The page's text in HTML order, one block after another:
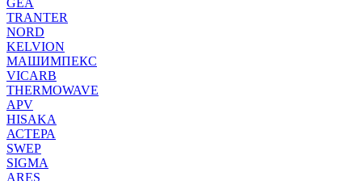
GEA
TRANTER
NORD
KELVION
МАШИМПЕКС
VICARB
THERMOWAVE
APV
HISAKA
АСТЕРА
SWEP
SIGMA
ARES